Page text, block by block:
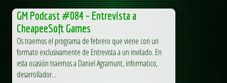
GM Podcast #084 – Entrevista a
CheapeeSoft Games
Os traemos el programa de febrero que viene con un
formato exclusivamente de Entrevista a un invitado. En
esta ocasión traemos a Daniel Agramunt, informatico,
desarrollador...